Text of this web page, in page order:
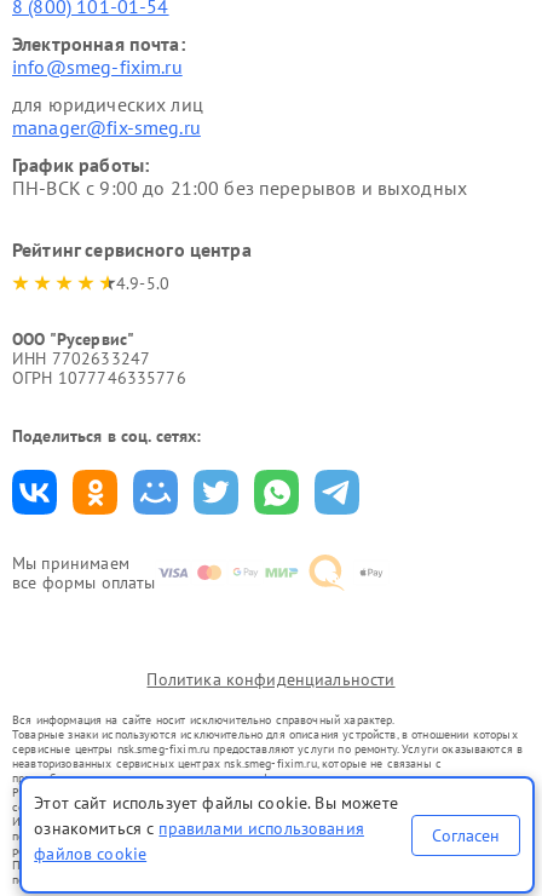
Мы принимаем
все формы оплаты
8 (800) 101-01-54
Электронная почта:
info@smeg-fixim.ru
для юридических лиц
manager@fix-smeg.ru
График работы:
ПН-ВСК с 9:00 до 21:00 без перерывов и выходных
Рейтинг сервисного центра
4.9-5.0
ООО "Русервис"
ИНН 7702633247
ОГРН 1077746335776
Поделиться в соц. сетях:
Политика конфиденциальности
Вся информация на сайте носит исключительно справочный характер.
Товарные знаки используются исключительно для описания устройств, в отношении которых
сервисные центры nsk.smeg-fixim.ru предоставляют услуги по ремонту. Услуги оказываются в
неавторизованных сервисных центрах nsk.smeg-fixim.ru, которые не связаны с
правообладателями товарных знаков или их официальными представителями.
Ремонт осуществляется для устройств, уже введенных в гражданский оборот в соответствии
со статьей 1487 ГК РФ.
Использование товарных знаков не преследует цели индивидуализации услуг или введения
потребителей в заблуждение, а служит для информирования о предоставляемых услугах по
ремонту техники указанных брендов.
Представленная на сайте информация не является публичной офертой, определяемой
положениями Статьи 437(2) Гражданского кодекса РФ
Этот сайт использует файлы cookie. Вы можете
ознакомиться с правилами использования
файлов cookie
Согласен